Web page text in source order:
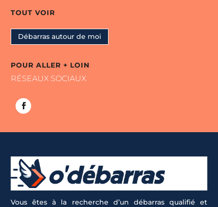
TOUT VOIR
Débarras autour de moi
POUR ALLER + LOIN
RÉSEAUX SOCIAUX
Vous êtes à la recherche d’un débarras qualifié et